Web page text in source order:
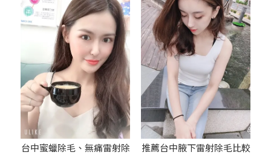
台中蜜蠟除毛、無痛雷射除
推薦台中腋下雷射除毛比較